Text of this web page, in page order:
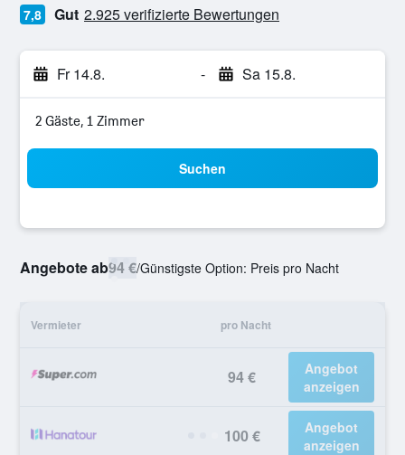
7,8 Gut 2.925 verifizierte Bewertungen
Fr 14.8. - Sa 15.8.
2 Gäste, 1 Zimmer
Suchen
Angebote ab94 €/Günstigste Option: Preis pro Nacht
Vermieter pro Nacht
94 €
Angebot
anzeigen
100 €
Angebot
anzeigen